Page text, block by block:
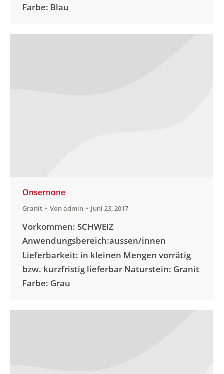
Farbe: Blau
Onsernone
Granit Vonadmin Juni 23, 2017
Vorkommen: SCHWEIZ
Anwendungsbereich:aussen/innen
Lieferbarkeit: in kleinen Mengen vorrätig
bzw. kurzfristig lieferbar Naturstein: Granit
Farbe: Grau